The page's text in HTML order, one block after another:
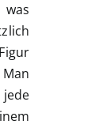
was